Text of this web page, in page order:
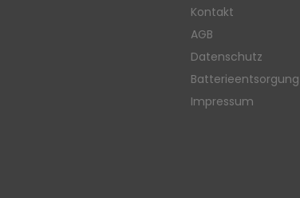
Kontakt
AGB
Datenschutz
Batterieentsorgung
Impressum